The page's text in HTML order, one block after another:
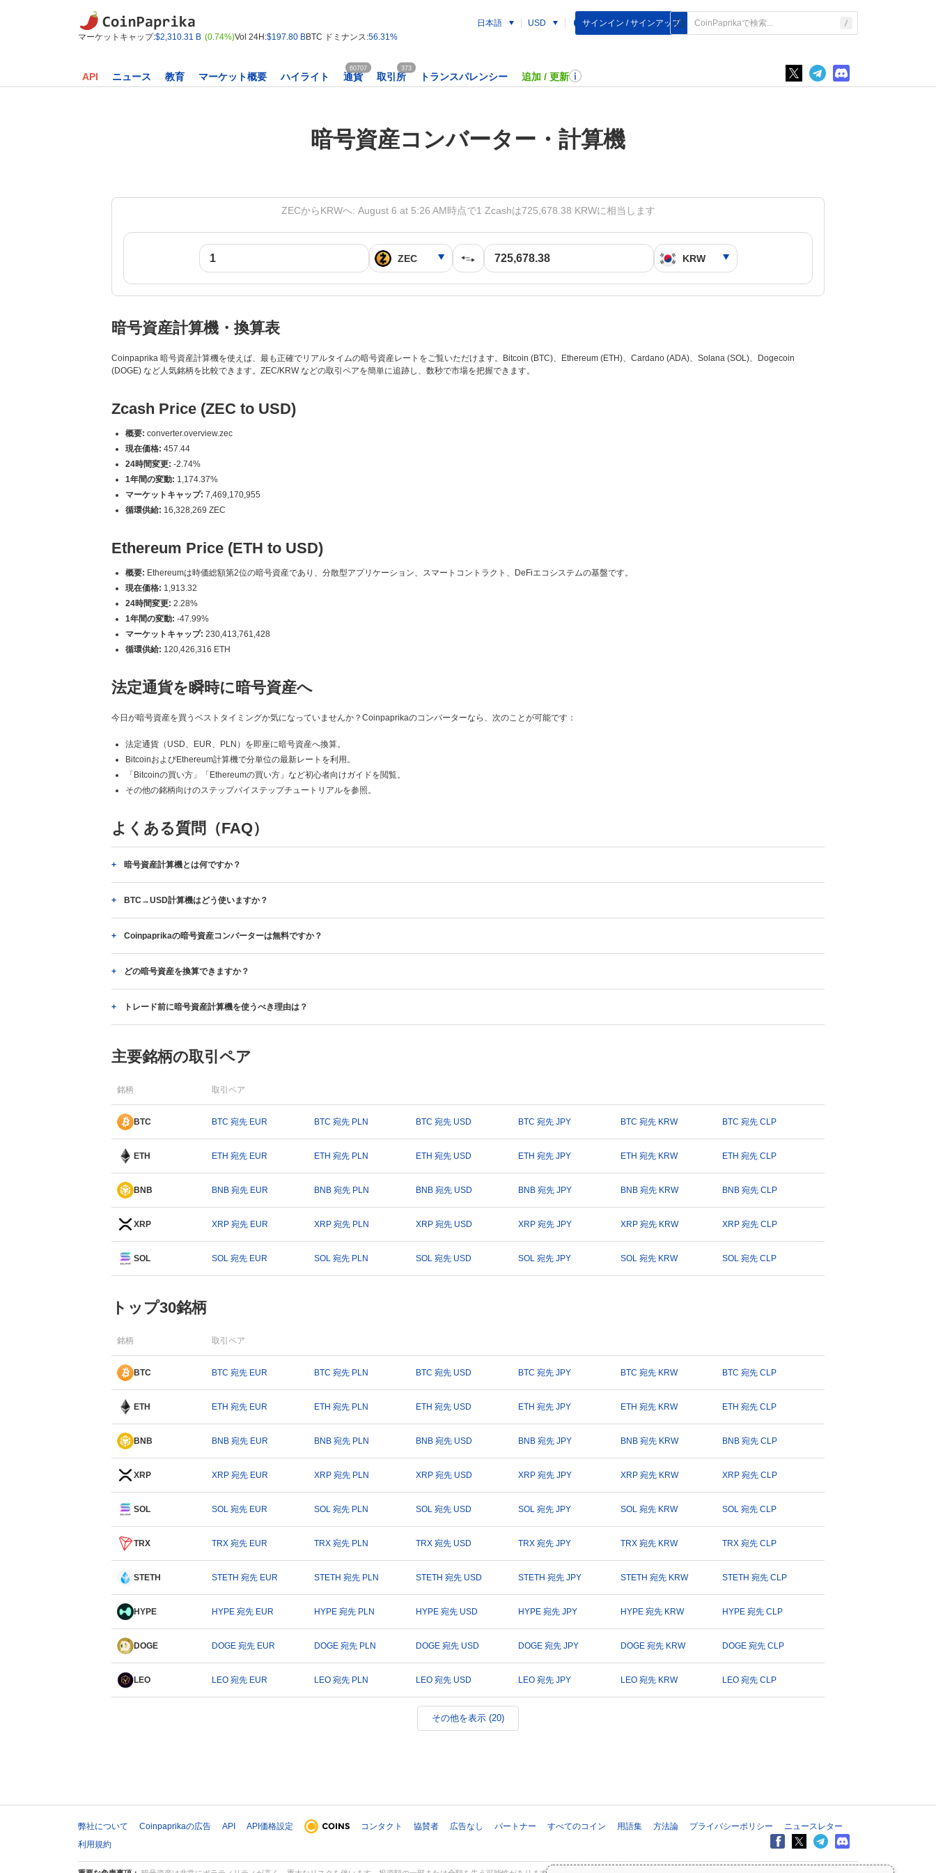
マーケットキャップ:$2,310.31 B (0.74%)Vol 24H:$197.80 BBTC ドミナンス:56.31%
日本語 USD サインイン / サインアップ
API ニュース 教育 マーケット概要 ハイライト 通貨
60707
取引所
373
トランスパレンシー 追加 / 更新
暗号資産コンバーター・計算機
ZECからKRWへ: August 6 at 5:26 AM時点で1 Zcashは725,678.38 KRWに相当します
暗号資産計算機・換算表
Coinpaprika 暗号資産計算機を使えば、最も正確でリアルタイムの暗号資産レートをご覧いただけます。Bitcoin (BTC)、Ethereum (ETH)、Cardano (ADA)、Solana (SOL)、Dogecoin
(DOGE) など人気銘柄を比較できます。ZEC/KRW などの取引ペアを簡単に追跡し、数秒で市場を把握できます。
Zcash Price (ZEC to USD)
概要: converter.overview.zec
現在価格: 457.44
24時間変更: -2.74%
1年間の変動: 1,174.37%
マーケットキャップ: 7,469,170,955
循環供給: 16,328,269 ZEC
Ethereum Price (ETH to USD)
概要: Ethereumは時価総額第2位の暗号資産であり、分散型アプリケーション、スマートコントラクト、DeFiエコシステムの基盤です。
現在価格: 1,913.32
24時間変更: 2.28%
1年間の変動: -47.99%
マーケットキャップ: 230,413,761,428
循環供給: 120,426,316 ETH
法定通貨を瞬時に暗号資産へ
今日が暗号資産を買うベストタイミングか気になっていませんか？Coinpaprikaのコンバーターなら、次のことが可能です：
法定通貨（USD、EUR、PLN）を即座に暗号資産へ換算。
BitcoinおよびEthereum計算機で分単位の最新レートを利用。
「Bitcoinの買い方」「Ethereumの買い方」など初心者向けガイドを閲覧。
その他の銘柄向けのステップバイステップチュートリアルを参照。
よくある質問（FAQ）
暗号資産計算機とは何ですか？
BTC→USD計算機はどう使いますか？
Coinpaprikaの暗号資産コンバーターは無料ですか？
どの暗号資産を換算できますか？
トレード前に暗号資産計算機を使うべき理由は？
主要銘柄の取引ペア
銘柄 取引ペア
BTC BTC 宛先 EUR BTC 宛先 PLN BTC 宛先 USD BTC 宛先 JPY BTC 宛先 KRW BTC 宛先 CLP
ETH ETH 宛先 EUR ETH 宛先 PLN ETH 宛先 USD ETH 宛先 JPY ETH 宛先 KRW ETH 宛先 CLP
BNB BNB 宛先 EUR BNB 宛先 PLN BNB 宛先 USD BNB 宛先 JPY BNB 宛先 KRW BNB 宛先 CLP
XRP XRP 宛先 EUR XRP 宛先 PLN XRP 宛先 USD XRP 宛先 JPY XRP 宛先 KRW XRP 宛先 CLP
SOL SOL 宛先 EUR SOL 宛先 PLN SOL 宛先 USD SOL 宛先 JPY SOL 宛先 KRW SOL 宛先 CLP
トップ30銘柄
銘柄 取引ペア
BTC BTC 宛先 EUR BTC 宛先 PLN BTC 宛先 USD BTC 宛先 JPY BTC 宛先 KRW BTC 宛先 CLP
ETH ETH 宛先 EUR ETH 宛先 PLN ETH 宛先 USD ETH 宛先 JPY ETH 宛先 KRW ETH 宛先 CLP
BNB BNB 宛先 EUR BNB 宛先 PLN BNB 宛先 USD BNB 宛先 JPY BNB 宛先 KRW BNB 宛先 CLP
XRP XRP 宛先 EUR XRP 宛先 PLN XRP 宛先 USD XRP 宛先 JPY XRP 宛先 KRW XRP 宛先 CLP
SOL SOL 宛先 EUR SOL 宛先 PLN SOL 宛先 USD SOL 宛先 JPY SOL 宛先 KRW SOL 宛先 CLP
TRX TRX 宛先 EUR TRX 宛先 PLN TRX 宛先 USD TRX 宛先 JPY TRX 宛先 KRW TRX 宛先 CLP
STETH STETH 宛先 EUR STETH 宛先 PLN STETH 宛先 USD STETH 宛先 JPY STETH 宛先 KRW STETH 宛先 CLP
HYPE HYPE 宛先 EUR HYPE 宛先 PLN HYPE 宛先 USD HYPE 宛先 JPY HYPE 宛先 KRW HYPE 宛先 CLP
DOGE DOGE 宛先 EUR DOGE 宛先 PLN DOGE 宛先 USD DOGE 宛先 JPY DOGE 宛先 KRW DOGE 宛先 CLP
LEO LEO 宛先 EUR LEO 宛先 PLN LEO 宛先 USD LEO 宛先 JPY LEO 宛先 KRW LEO 宛先 CLP
その他を表示 (20)
弊社について Coinpaprikaの広告 API API価格設定 コンタクト 協賛者 広告なし パートナー すべてのコイン 用語集 方法論 プライバシーポリシー
ニュースレター
利用規約